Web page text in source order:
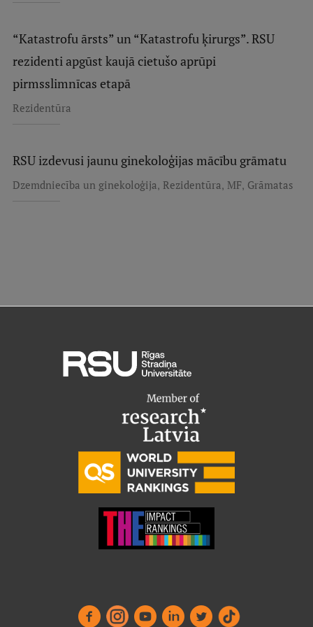
RSU zinātnes portāls
Zinātnes ietekme
Pētniecības platformas
Doktorantūras skola
Pētniecības projekti
Mobilitātes programmas
Starptautiskie projekti
Starptautiskie sadarbības partneri
EURAXESS RSU kontaktpunkts
“Katastrofu ārsts” un “Katastrofu ķirurgs”. RSU
rezidenti apgūst kaujā cietušo aprūpi
pirmsslimnīcas etapā
Rezidentūra
RSU izdevusi jaunu ginekoloģijas mācību grāmatu
Dzemdniecība un ginekoloģija, Rezidentūra, MF, Grāmatas